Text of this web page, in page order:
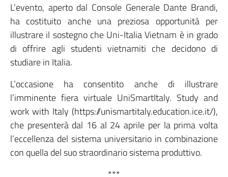
L’evento, aperto dal Console Generale Dante Brandi,
ha costituito anche una preziosa opportunità per
illustrare il sostegno che Uni-Italia Vietnam è in grado
di offrire agli studenti vietnamiti che decidono di
studiare in Italia.
L’occasione ha consentito anche di illustrare
l’imminente fiera virtuale UniSmartItaly. Study and
work with Italy (https://unismartitaly.education.ice.it/),
che presenterà dal 16 al 24 aprile per la prima volta
l’eccellenza del sistema universitario in combinazione
con quella del suo straordinario sistema produttivo.
***